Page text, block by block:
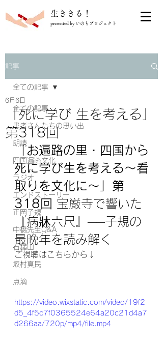
​生ききる！
presented by いのちプロジェクト
記事
全ての記事
患者さんたちの思い出
朗読
四国遍路文化
ラジオ
エンドストーリー
正岡子規
中橋先生Q&A
石鎚山
坂村真民
点滴
全ての記事
「死に学び 生を考える」
第318回
6月6日
「お遍路の里・四国から
死に学び生を考える～看
取りを文化に～ 」第
318回 宝厳寺で響いた
『病牀六尺』──子規の
最晩年を読み解く
ご視聴はこちらから↓
https://video.wixstatic.com/video/19f2
d5_4f5c7f0365524e64a20c21d4a7
d266aa/720p/mp4/file.mp4